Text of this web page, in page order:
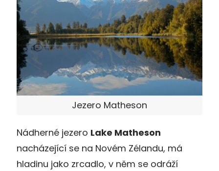
Jezero Matheson
Nádherné jezero Lake Matheson
nacházející se na Novém Zélandu, má
hladinu jako zrcadlo, v něm se odráží